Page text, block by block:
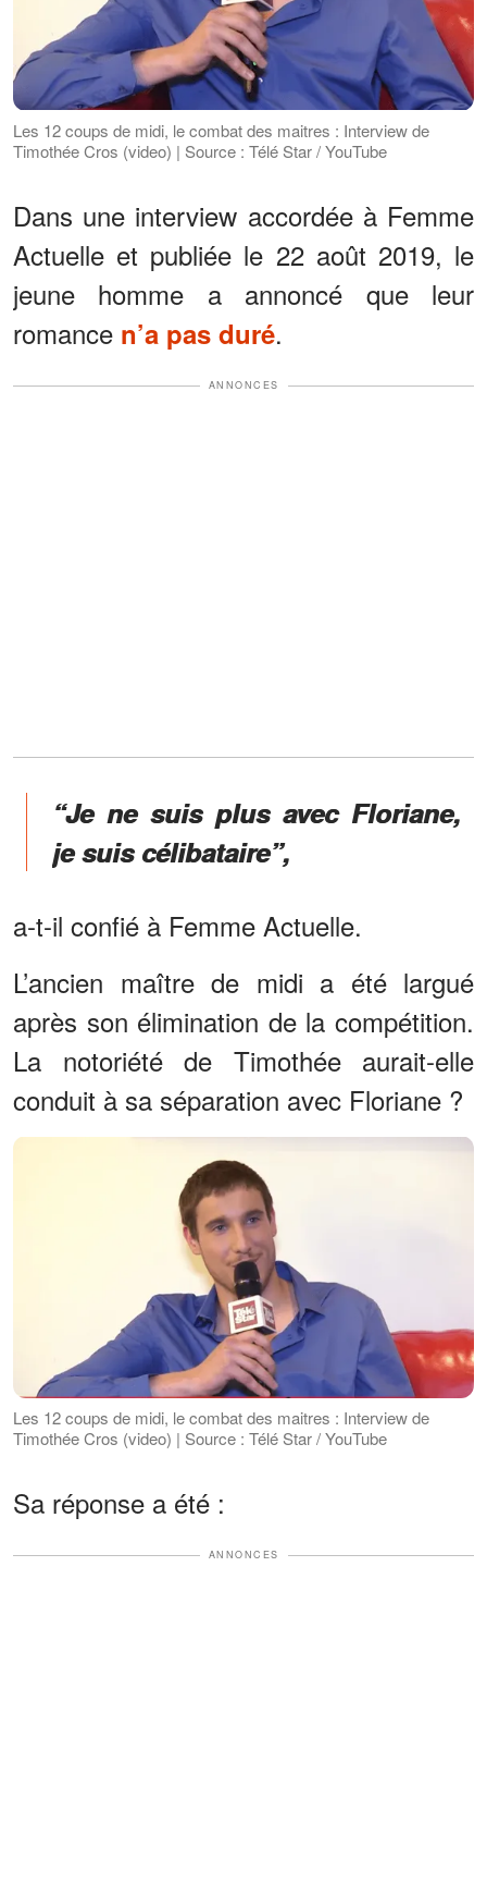
Les 12 coups de midi, le combat des maitres : Interview de
Timothée Cros (video) | Source : Télé Star / YouTube
Dans une interview accordée à Femme
Actuelle et publiée le 22 août 2019, le
jeune homme a annoncé que leur
romance n’a pas duré.
ANNONCES
“Je ne suis plus avec Floriane,
je suis célibataire”,
a-t-il confié à Femme Actuelle.
L’ancien maître de midi a été largué
après son élimination de la compétition.
La notoriété de Timothée aurait-elle
conduit à sa séparation avec Floriane ?
Les 12 coups de midi, le combat des maitres : Interview de
Timothée Cros (video) | Source : Télé Star / YouTube
Sa réponse a été :
ANNONCES